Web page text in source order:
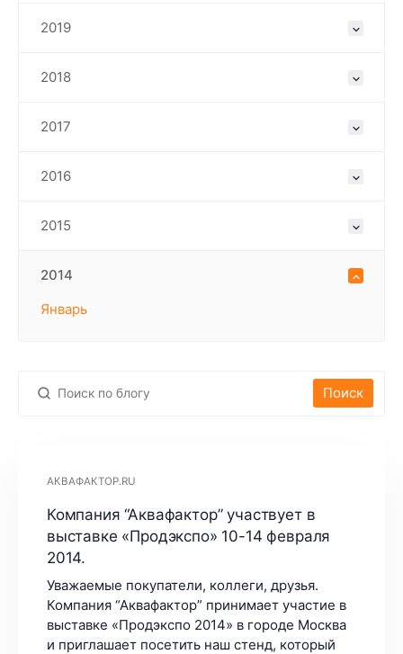
2019
2018
2017
2016
2015
2014
Январь
Поиск
АКВАФАКТОР.RU
Компания “Аквафактор” участвует в
выставке «Продэкспо» 10-14 февраля
2014.
Уважаемые покупатели, коллеги, друзья.
Компания “Аквафактор” принимает участие в
выставке «Продэкспо 2014» в городе Москва
и приглашает посетить наш стенд, который